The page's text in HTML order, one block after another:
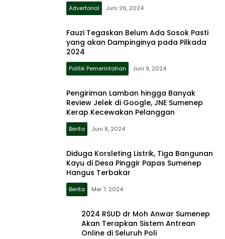
Advertorial Juni 26, 2024
Fauzi Tegaskan Belum Ada Sosok Pasti
yang akan Dampinginya pada Pilkada
2024
Politik Pemerintahan Juni 9, 2024
Pengiriman Lamban hingga Banyak
Review Jelek di Google, JNE Sumenep
Kerap Kecewakan Pelanggan
Berita Juni 8, 2024
Diduga Korsleting Listrik, Tiga Bangunan
Kayu di Desa Pinggir Papas Sumenep
Hangus Terbakar
Berita Mei 7, 2024
2024 RSUD dr Moh Anwar Sumenep
Akan Terapkan Sistem Antrean
Online di Seluruh Poli